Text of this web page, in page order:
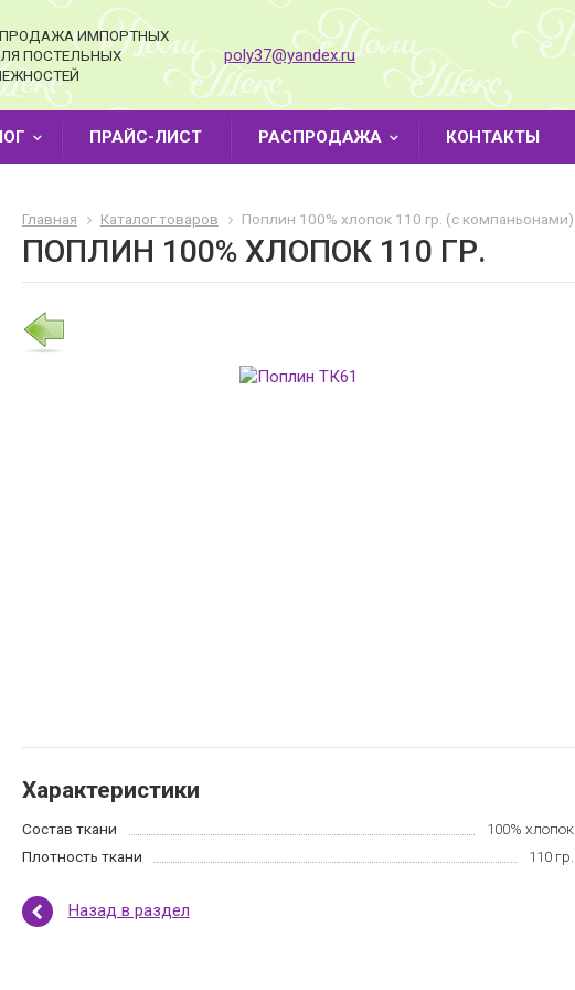
ИМПОРТНЫХ
ПОСТЕЛЬНЫХ
poly37@yandex.ru
ПРАЙС-ЛИСТ РАСПРОДАЖА КОНТАКТЫ
Главная Каталог товаров Поплин 100% хлопок 110 гр. (с компаньонами)
ПОПЛИН 100% ХЛОПОК 110 ГР.
Характеристики
Состав ткани
100% хлопок
Плотность ткани
110 гр.
Назад в раздел